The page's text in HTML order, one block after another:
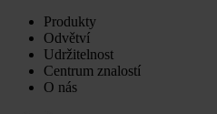
Produkty
Odvětví
Udržitelnost
Centrum znalostí
O nás